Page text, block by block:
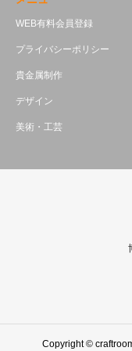
WEB有料会員登録
プライバシーポリシー
貴金属制作
デザイン
美術・工芸
Copyright ©